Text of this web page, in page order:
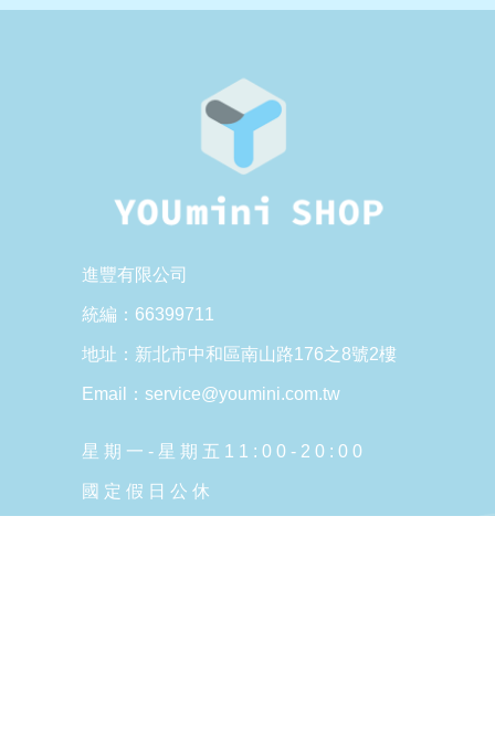
進豐有限公司
統編：66399711
地址：新北市中和區南山路176之8號2樓
Email：service@youmini.com.tw
星 期 一 - 星 期 五 1 1 : 0 0 - 2 0 : 0 0
國 定 假 日 公 休